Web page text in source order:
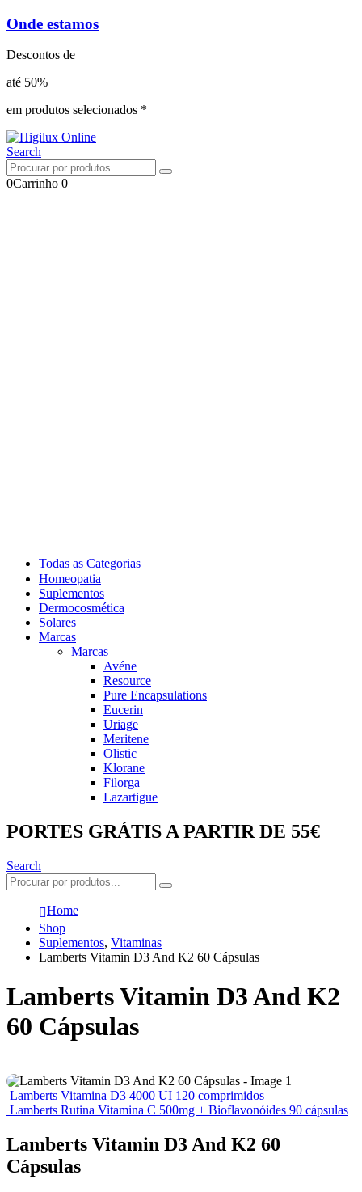
Onde estamos
Descontos de
até 50%
em produtos selecionados *
Search
0Carrinho 0
Todas as Categorias
Homeopatia
Suplementos
Dermocosmética
Solares
Marcas
Marcas
Avéne
Resource
Pure Encapsulations
Eucerin
Uriage
Meritene
Olistic
Klorane
Filorga
Lazartigue
PORTES GRÁTIS A PARTIR DE 55€
Search
Home
Shop
Suplementos, Vitaminas
Lamberts Vitamin D3 And K2 60 Cápsulas
Lamberts Vitamin D3 And K2
60 Cápsulas
Lamberts Vitamina D3 4000 UI 120 comprimidos
Lamberts Rutina Vitamina C 500mg + Bioflavonóides 90 cápsulas
Lamberts Vitamin D3 And K2 60
Cápsulas